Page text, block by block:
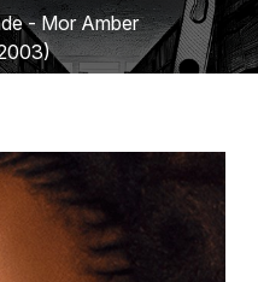
- Mor Amber